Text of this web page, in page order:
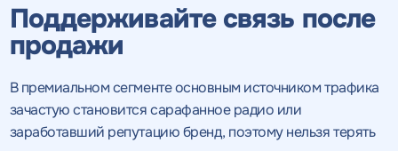
Поддерживайте связь после
продажи
В премиальном сегменте основным источником трафика
зачастую становится сарафанное радио или
заработавший репутацию бренд, поэтому нельзя терять